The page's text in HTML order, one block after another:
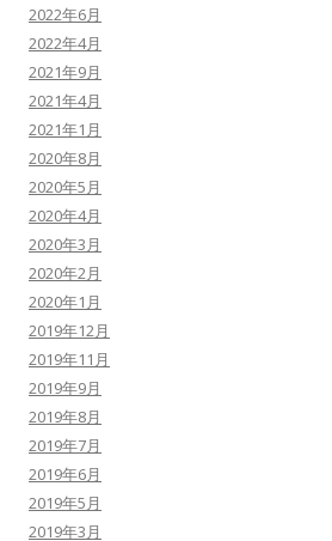
2022年6月
2022年4月
2021年9月
2021年4月
2021年1月
2020年8月
2020年5月
2020年4月
2020年3月
2020年2月
2020年1月
2019年12月
2019年11月
2019年9月
2019年8月
2019年7月
2019年6月
2019年5月
2019年3月